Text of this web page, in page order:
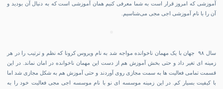
آموزشی که امروز قرار است به شما معرفی کنیم همان آموزشی است که به دنبال آن بودید و
آن را با نام آموزشی اجی مجی می‌شناسیم.
سال ۹۸ جهان با یک مهمان ناخوانده مواجه شد به نام ویروس کرونا که نظم و ترتیب را در هر
زمینه ای تغیر داد و حتی بخش آموزش هم از دست این مهمان ناخوانده در امان نماند. در این
قسمت تمامی فعالیت ها به سمت مجازی روی آوردند و حتی آموزش هم به شکل مجازی شد اما
با کیفیت بسیار کم. در این زمینه موسسه ای نو با نام موسسه اجی مجی فعالیت خود را به